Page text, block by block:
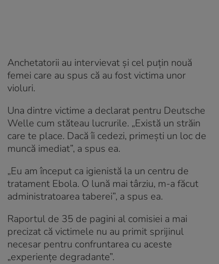
Anchetatorii au intervievat și cel puțin nouă
femei care au spus că au fost victima unor
violuri.
Una dintre victime a declarat pentru Deutsche
Welle cum stăteau lucrurile. „Există un străin
care te place. Dacă îi cedezi, primești un loc de
muncă imediat”, a spus ea.
„Eu am început ca igienistă la un centru de
tratament Ebola. O lună mai târziu, m-a făcut
administratoarea taberei”, a spus ea.
Raportul de 35 de pagini al comisiei a mai
precizat că victimele nu au primit sprijinul
necesar pentru confruntarea cu aceste
„experiențe degradante”.